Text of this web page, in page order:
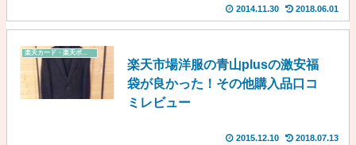
2014.11.30 2018.06.01
楽天カード・楽天ポイント
楽天市場洋服の青山plusの激安福
袋が良かった！その他購入品口コ
ミレビュー
2015.12.10 2018.07.13